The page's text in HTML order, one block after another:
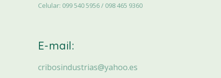
Celular: 099 540 5956 / 098 465 9360
E-mail:
cribosindustrias@yahoo.es